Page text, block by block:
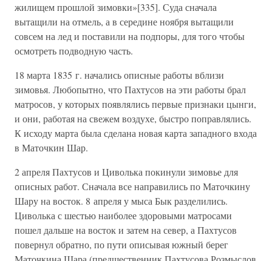
жилищем прошлой зимовки»[335]. Суда сначала
вытащили на отмель, а в середине ноября вытащили
совсем на лед и поставили на подпоры, для того чтобы
осмотреть подводную часть.
18 марта 1835 г. начались описные работы вблизи
зимовья. Любопытно, что Пахтусов на эти работы брал
матросов, у которых появлялись первые признаки цынги,
и они, работая на свежем воздухе, быстро поправлялись.
К исходу марта была сделана новая карта западного входа
в Маточкин Шар.
2 апреля Пахтусов и Циволька покинули зимовье для
описных работ. Сначала все направились по Маточкину
Шару на восток. 8 апреля у мыса Бык разделились.
Циволька с шестью наиболее здоровыми матросами
пошел дальше на восток и затем на север, а Пахтусов
повернул обратно, по пути описывая южный берег